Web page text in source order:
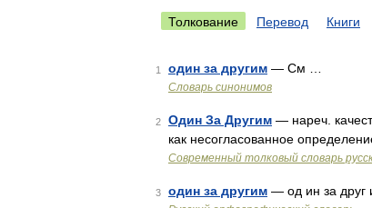
Толкование Перевод Книги
1 один за другим — См …
Словарь синонимов
2 Один За Другим — нареч.
как несогласованное
Современный толковый словарь
3 один за другим — од ин за друг